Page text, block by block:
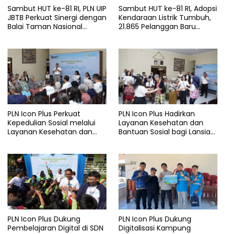
Sambut HUT ke-81 RI, PLN UIP
JBTB Perkuat Sinergi dengan
Balai Taman Nasional
kV Paiton–
Watudodol/Kalipuro
Sambut HUT ke-81 RI, Adopsi
Kendaraan Listrik Tumbuh,
21.865 Pelanggan Baru
PLN Icon Plus Perkuat
Kepedulian Sosial melalui
Layanan Kesehatan dan
PLN Icon Plus Hadirkan
Layanan Kesehatan dan
Bantuan Sosial bagi Lansia
PLN Icon Plus Dukung
Pembelajaran Digital di SDN
PLN Icon Plus Dukung
Digitalisasi Kampung